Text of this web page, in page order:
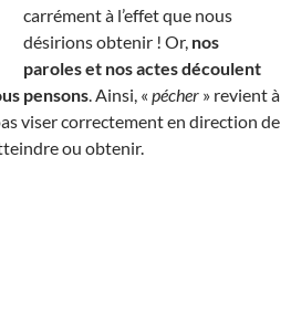
carrément à l’effet que nous
désirions obtenir ! Or, nos
paroles et nos actes découlent
pensons . Ainsi, « pécher » revient à
viser correctement en direction de
ou obtenir.